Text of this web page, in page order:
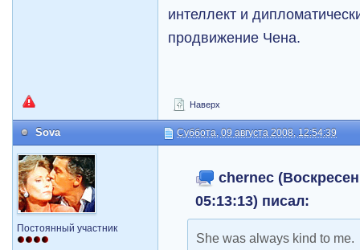
интеллект и
продвижение Чена.
Наверх
Sova Суббота, 09 августа 2008, 12:54:39
Постоянный участник
chernec
05:13:13) писал:
She was always kind to me.